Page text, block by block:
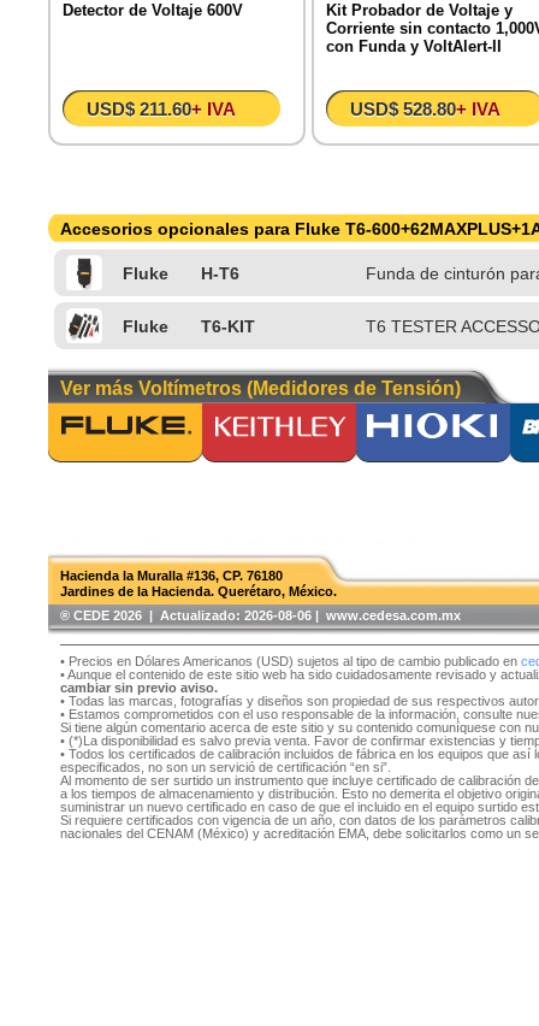
Detector de Voltaje 600V
USD$ 211.60+ IVA
Kit Probador de Voltaje y
Corriente sin contacto
con Funda y VoltAlert-II
USD$ 528.80+ IVA
Accesorios opcionales para Fluke T6-
Fluke H-T6 Funda de cinturón
Fluke T6-KIT T6 TESTER
Ver más Voltímetros (Medidores de Tensión)
Hacienda la Muralla #136, CP. 76180
Jardines de la Hacienda. Querétaro, México.
®️ CEDE 2026 | Actualizado: 2026-08-06 | www.cedesa.com.mx
• Precios en Dólares Americanos (USD) sujetos al tipo de cambio publicado en
• Aunque el contenido de este sitio web ha sido cuidadosamente revisado y
cambiar sin previo aviso.
• Todas las marcas, fotografías y diseños son propiedad de sus respectivos
• Estamos comprometidos con el uso responsable de la información, consulte
Si tiene algún comentario acerca de este sitio y su contenido comuníquese con
• (*)La disponibilidad es salvo previa venta. Favor de confirmar existencias y
• Todos los certificados de calibración incluidos de fábrica en los equipos que
especificados, no son un servició de certificación “en si”.
Al momento de ser surtido un instrumento que incluye certificado de calibración
a los tiempos de almacenamiento y distribución. Esto no demerita el objetivo
suministrar un nuevo certificado en caso de que el incluido en el equipo surtido
Si requiere certificados con vigencia de un año, con datos de los parámetros
nacionales del CENAM (México) y acreditación EMA, debe solicitarlos como un